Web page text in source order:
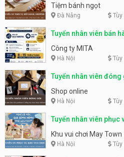
Tiệm bánh ngọt
Đà Nẵng Tùy
Tuyển nhân viên bán
parttime, fulltime
Công ty MITA
Hà Nội Tùy
Tuyển nhân viên
Shop online
Hà Nội Tùy
Tuyển nhân viên phục
động
Khu vui chơi May Town
Hà Nội Tùy